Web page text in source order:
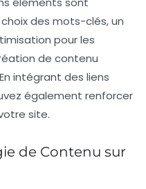
des mots-clés, un
pour les
de contenu
intégrant des liens
également renforcer
site.
de Contenu sur